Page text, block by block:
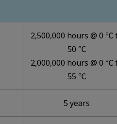
2,500,000 hours @ 0 ℃
50 ℃
2,000,000 hours @ 0 ℃
55 ℃
5 years